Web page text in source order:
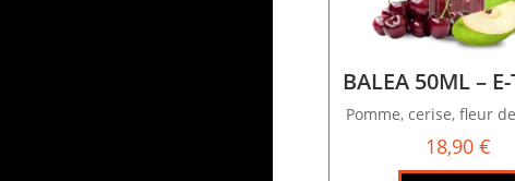
BALEA 50ML –
Pomme, cerise, fleur
18,90€